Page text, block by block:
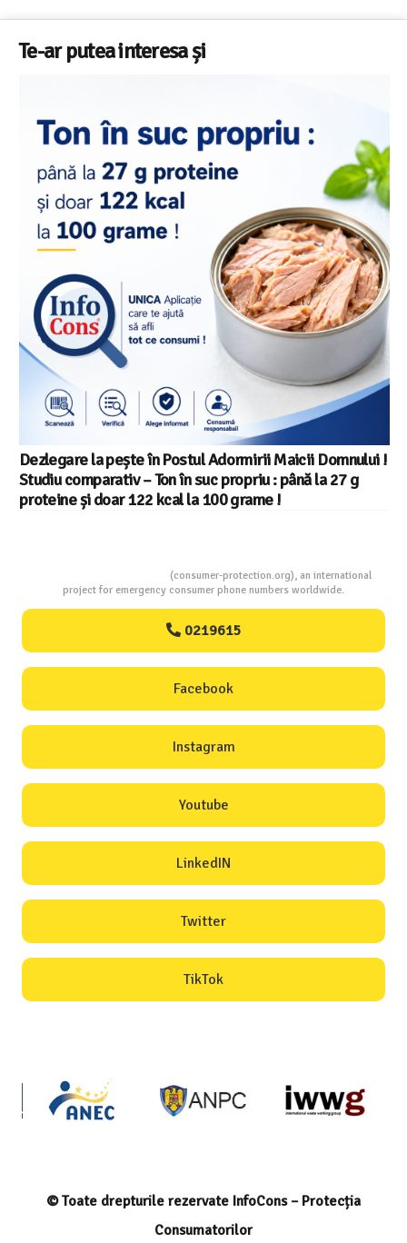
Te-ar putea interesa și
Salariul minim in Europa in 2026 – Romania pe locul 20
din 22 in UE
(consumer-protection.org), an international
project for emergency consumer phone numbers worldwide.
0219615
Facebook
Instagram
Youtube
LinkedIN
Twitter
TikTok
© Toate drepturile rezervate InfoCons – Protecția
Consumatorilor